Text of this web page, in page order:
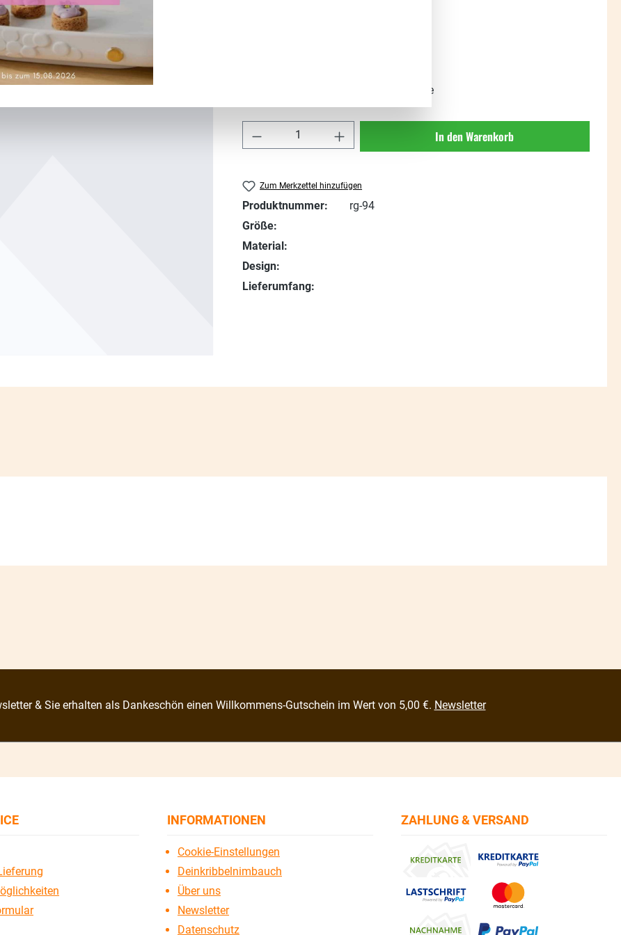
Sofort verfügbar, Lieferzeit: 1-3 Tage
Produkt Anzahl: Gib den gewünschten Wert ein
In den Warenkorb
Zum Merkzettel hinzufügen
Produktnummer:
rg-94
Größe:
Material:
Design:
Lieferumfang:
& Sie erhalten als Dankeschön einen Willkommens-Gutschein im Wert von 5,00 €. Newsletter
INFORMATIONEN
Cookie-Einstellungen
Deinkribbelnimbauch
Über uns
Newsletter
Datenschutz
ZAHLUNG & VERSAND